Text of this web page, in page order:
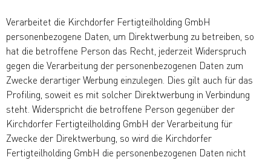
Verarbeitet die Kirchdorfer Fertigteilholding GmbH
personenbezogene Daten, um Direktwerbung zu betreiben, so
hat die betroffene Person das Recht, jederzeit Widerspruch
gegen die Verarbeitung der personenbezogenen Daten zum
Zwecke derartiger Werbung einzulegen. Dies gilt auch für das
Profiling, soweit es mit solcher Direktwerbung in Verbindung
steht. Widerspricht die betroffene Person gegenüber der
Kirchdorfer Fertigteilholding GmbH der Verarbeitung für
Zwecke der Direktwerbung, so wird die Kirchdorfer
Fertigteilholding GmbH die personenbezogenen Daten nicht